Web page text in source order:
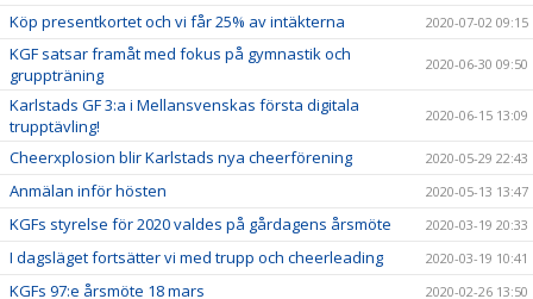
Köp presentkortet och vi får 25% av intäkterna 2020-07-02 09:15
KGF satsar framåt med fokus på gymnastik och
gruppträning
2020-06-30 09:50
Karlstads GF 3:a i Mellansvenskas första digitala
trupptävling!
2020-06-15 13:09
Cheerxplosion blir Karlstads nya cheerförening 2020-05-29 22:43
Anmälan inför hösten 2020-05-13 13:47
KGFs styrelse för 2020 valdes på gårdagens årsmöte 2020-03-19 20:33
I dagsläget fortsätter vi med trupp och cheerleading 2020-03-19 10:41
KGFs 97:e årsmöte 18 mars 2020-02-26 13:50